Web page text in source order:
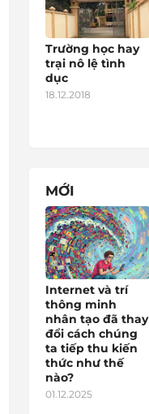
Trường học hay
trại nô lệ tình
dục
18.12.2018
MỚI
Internet và trí
thông minh
nhân tạo đã thay
đổi cách chúng
ta tiếp thu kiến
thức như thế
nào?
01.12.2025